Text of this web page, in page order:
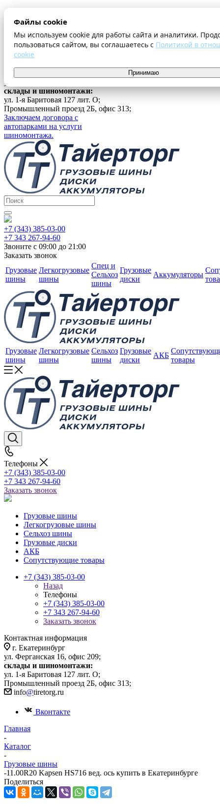
Файлы cookie
Мы используем cookie для работы сайта и аналитики.
пользоваться сайтом, вы соглашаетесь с Политикой в
cookie
Принимаю
Оплата и доставка
Шиномонтаж
Контакты
...
ул. Ферганская 16, офис 209;
склады и шиномонтажи:
ул. 1-я Баритовая 127 лит. О;
Промышленный проезд 2Б, офис 313;
Заключаем договора с
автопарками на услуги
шиномонтажа.
+7 (343) 385-03-00
+7 343 267-94-60
Звоните с 09:00 до 21:00
Заказать звонок
Грузовые
шины
Легкогрузовые
шины
Спец и
Сельхоз
шины
Грузовые
диски
Аккумуляторы
Грузовые
шины
Легкогрузовые
шины
Сельхоз
шины
Грузовые
диски
АКБ
товары
Телефоны
+7 (343) 385-03-00
+7 343 267-94-60
Заказать звонок
Грузовые шины
Легкогрузовые шины
Сельхоз шины
Грузовые диски
АКБ
Сопутствующие товары
+7 (343) 385-03-00
Назад
Телефоны
+7 (343) 385-03-00
+7 343 267-94-60
Заказать звонок
Контактная информация
г. Екатеринбург
ул. Ферганская 16, офис 209;
склады и шиномонтажи:
ул. 1-я Баритовая 127 лит. О;
Промышленный проезд 2Б, офис 313;
info@tiretorg.ru
Вконтакте
Главная
-
Каталог
-
Грузовые шины
-11.00R20 Kapsen HS716 вед. ось купить в Екатеринбурге
Поделиться